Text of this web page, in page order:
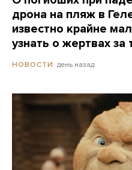
дрона на пляж в
известно крайне
узнать о жертвах за
НОВОСТИ день назад